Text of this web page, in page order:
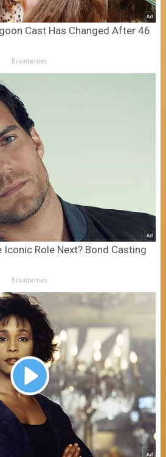
Cast Has Changed After 46
Brainberries
Iconic Role Next? Bond Casting
Brainberries